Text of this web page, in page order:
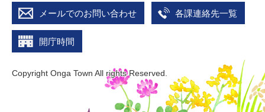
メールでのお問い合わせ 各課連絡先一覧
開庁時間
Copyright Onga Town All rights Reserved.